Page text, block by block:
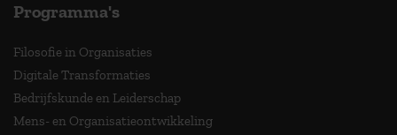
Programma's
Filosofie in Organisaties
Digitale Transformaties
Bedrijfskunde en Leiderschap
Mens- en Organisatieontwikkeling